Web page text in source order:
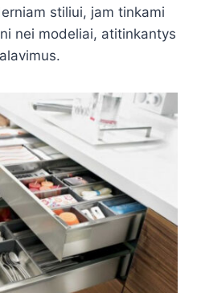
stiliui, jam tinkami
nei modeliai, atitinkantys